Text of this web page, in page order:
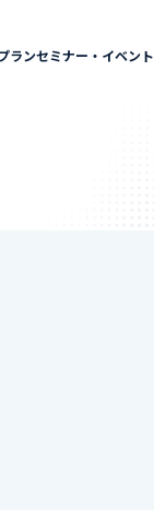
ランセミナー・イベント